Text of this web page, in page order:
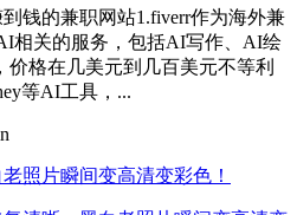
钱的兼职网站1.fiverr作为海外兼
相关的服务，包括AI写作、AI绘
价格在几美元到几百美元不等利
等AI工具，...
照片瞬间变高清变彩色！